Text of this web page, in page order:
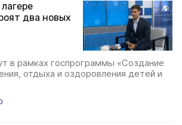
два новых
в рамках госпрограммы «Создание
отдыха и оздоровления детей и